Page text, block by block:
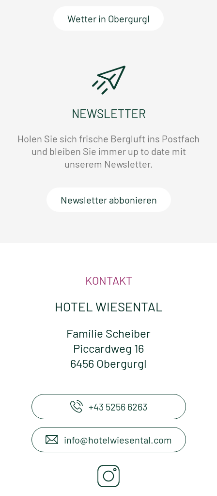
Wetter in Obergurgl
NEWSLETTER
Holen Sie sich frische Bergluft ins Postfach
und bleiben Sie immer up to date mit
unserem Newsletter.
Newsletter abbonieren
KONTAKT
HOTEL WIESENTAL
Familie Scheiber
Piccardweg 16
6456 Obergurgl
+43 5256 6263
info@hotelwiesental.com